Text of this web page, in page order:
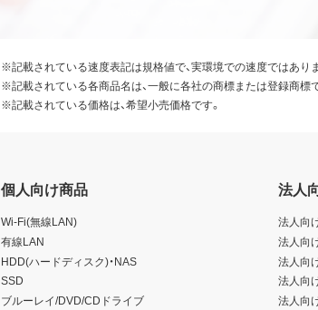
※記載されている速度表記は規格値で、実環境での速度ではあり
※記載されている各商品名は、一般に各社の商標または登録商標
※記載されている価格は、希望小売価格です。
個人向け商品
Wi-Fi(無線LAN)
有線LAN
HDD(ハードディスク)・NAS
SSD
ブルーレイ/DVD/CDドライブ
法人
法人向
法人向
法人向
法人向
法人向